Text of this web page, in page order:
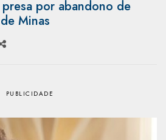
por abandono de
Minas